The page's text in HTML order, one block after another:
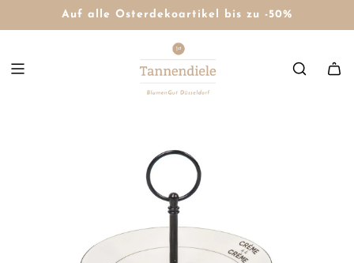
Auf alle Osterdekoartikel bis zu -50%